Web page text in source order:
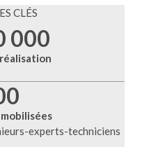
CLÉS
000
experts-techniciens